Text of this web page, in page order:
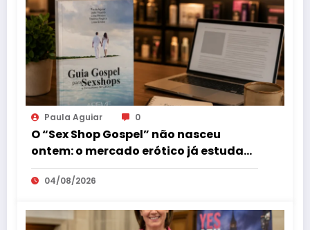
Paula Aguiar 0
O “Sex Shop Gospel” não nasceu
ontem: o mercado erótico já estuda
esse consumidor há mais de uma
década
04/08/2026